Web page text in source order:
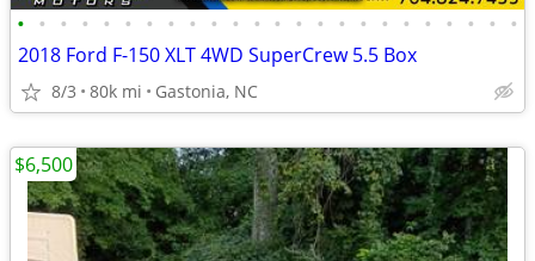
• • • • • • • • • • • • • • • • • • • • • • • •
2018 Ford F-150 XLT 4WD SuperCrew 5.5 Box
8/3 80k mi Gastonia, NC
$6,500